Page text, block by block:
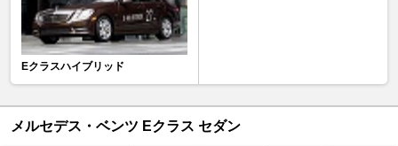
Eクラスハイブリッド
メルセデス・ベンツ Eクラス セダン